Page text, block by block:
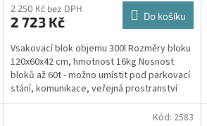
produktu
je
z
5
hvězdiček.
2 250 Kč bez DPH
2 723 Kč Do košíku
Vsakovací blok objemu 300l Rozměry bloku
120x60x42 cm, hmotnost 16kg Nosnost
bloků až 60t - možno umístit pod parkovací
stání, komunikace, veřejná prostranství
Cena včetně...
Kód: 2583